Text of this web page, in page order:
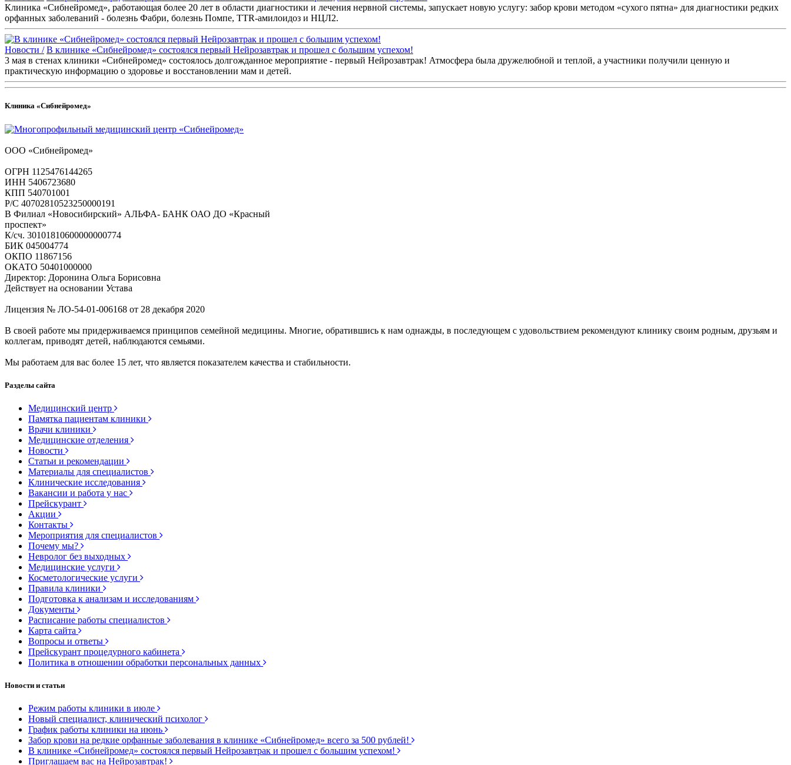
Клиника «Сибнейромед», работающая более 20 лет в области диагностики и лечения нервной системы, запускает новую услугу: забор крови методом «сухого пятна» для диагностики редких
орфанных заболеваний - болезнь Фабри, болезнь Помпе, TTR-амилоидоз и НЦЛ2.
Новости / В клинике «Сибнейромед» состоялся первый Нейрозавтрак и прошел с большим успехом!
3 мая в стенах клиники «Сибнейромед» состоялось долгожданное мероприятие - первый Нейрозавтрак! Атмосфера была дружелюбной и теплой, а участники получили ценную и
практическую информацию о здоровье и восстановлении мам и детей.
Клиника «Сибнейромед»
ООО «Сибнейромед»
ОГРН 1125476144265
ИНН 5406723680
КПП 540701001
Р/С 40702810523250000191
В Филиал «Новосибирский» АЛЬФА- БАНК ОАО ДО «Красный
проспект»
К/сч. 30101810600000000774
БИК 045004774
ОКПО 11867156
ОКАТО 50401000000
Директор: Доронина Ольга Борисовна
Действует на основании Устава
Лицензия № ЛО-54-01-006168 от 28 декабря 2020
В своей работе мы придерживаемся принципов семейной медицины. Многие, обратившись к нам однажды, в последующем с удовольствием рекомендуют клинику своим родным, друзьям и
коллегам, приводят детей, наблюдаются семьями.
Мы работаем для вас более 15 лет, что является показателем качества и стабильности.
Разделы сайта
Медицинский центр
Памятка пациентам клиники
Врачи клиники
Медицинские отделения
Новости
Статьи и рекомендации
Материалы для специалистов
Клинические исследования
Вакансии и работа у нас
Прейскурант
Акции
Контакты
Мероприятия для специалистов
Почему мы?
Невролог без выходных
Медицинские услуги
Косметологические услуги
Правила клиники
Подготовка к анализам и исследованиям
Документы
Расписание работы специалистов
Карта сайта
Вопросы и ответы
Прейскурант процедурного кабинета
Политика в отношении обработки персональных данных
Новости и статьи
Режим работы клиники в июле
Новый специалист, клинический психолог
График работы клиники на июнь
Забор крови на редкие орфанные заболевания в клинике «Сибнейромед» всего за 500 рублей!
В клинике «Сибнейромед» состоялся первый Нейрозавтрак и прошел с большим успехом!
Приглашаем вас на Нейрозавтрак!